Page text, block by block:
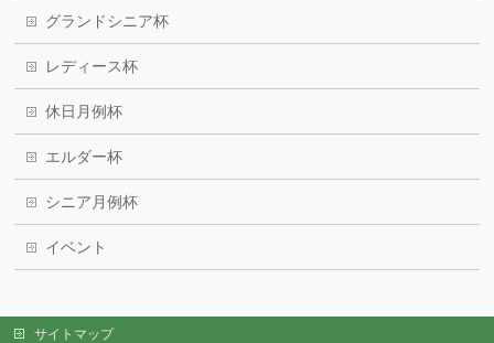
グランドシニア杯
レディース杯
休日月例杯
エルダー杯
シニア月例杯
イベント
サイトマップ